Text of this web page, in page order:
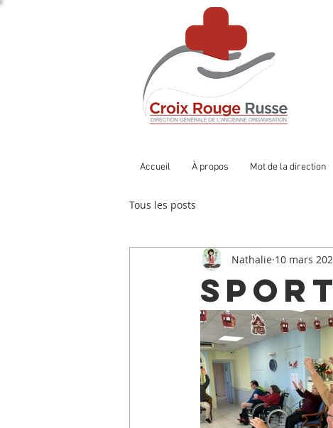
Accueil À propos Mot de la direction
Tous les posts
Nathalie 10 mars